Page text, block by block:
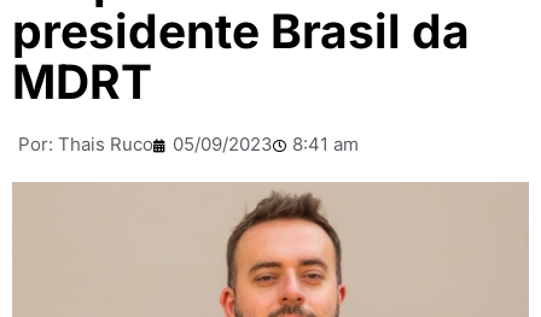
presidente Brasil da
MDRT
Por: Thais Ruco 05/09/2023 8:41 am